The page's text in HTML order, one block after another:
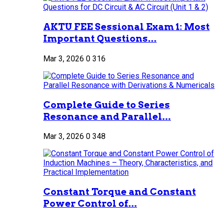
AKTU FEE Sessional Exam 1: Most
Important Questions...
Mar 3, 2026 0 316
Complete Guide to Series
Resonance and Parallel...
Mar 3, 2026 0 348
Constant Torque and Constant
Power Control of...